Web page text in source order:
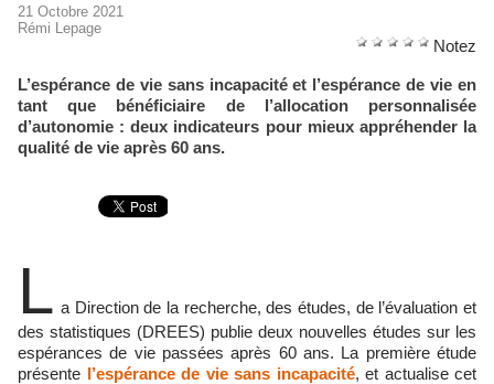
21 Octobre 2021
Rémi Lepage
Notez
L’espérance de vie sans incapacité et l’espérance de vie en
tant que bénéficiaire de l’allocation personnalisée
d’autonomie : deux indicateurs pour mieux appréhender la
qualité de vie après 60 ans.
L a Direction de la recherche, des études, de l’évaluation et
des statistiques (DREES) publie deux nouvelles études sur les
espérances de vie passées après 60 ans. La première étude
présente l’espérance de vie sans incapacité, et actualise cet